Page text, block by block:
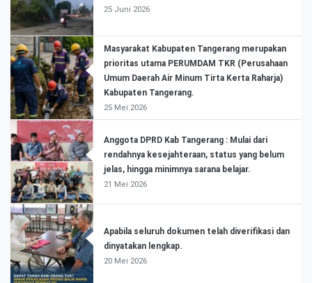
25 Juni 2026
Masyarakat Kabupaten Tangerang merupakan
prioritas utama PERUMDAM TKR (Perusahaan
Umum Daerah Air Minum Tirta Kerta Raharja)
Kabupaten Tangerang.
25 Mei 2026
Anggota DPRD Kab Tangerang : Mulai dari
rendahnya kesejahteraan, status yang belum
jelas, hingga minimnya sarana belajar.
21 Mei 2026
Apabila seluruh dokumen telah diverifikasi dan
dinyatakan lengkap.
20 Mei 2026